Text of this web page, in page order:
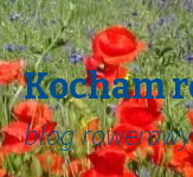
Kocham
blog